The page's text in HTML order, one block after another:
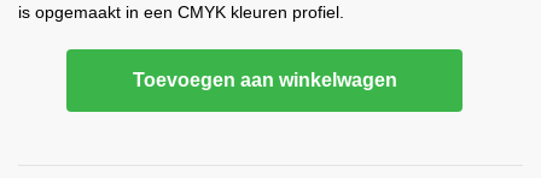
is opgemaakt in een CMYK kleuren profiel.
Toevoegen aan winkelwagen